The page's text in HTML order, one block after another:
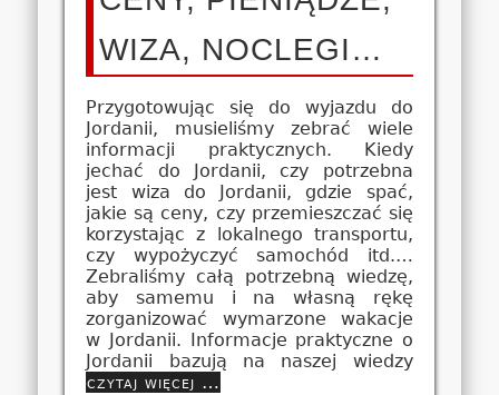
WIZA, NOCLEGI…
Przygotowując się do wyjazdu do
Jordanii, musieliśmy zebrać wiele
informacji praktycznych. Kiedy
jechać do Jordanii, czy potrzebna
jest wiza do Jordanii, gdzie spać,
jakie są ceny, czy przemieszczać się
korzystając z lokalnego transportu,
czy wypożyczyć samochód itd.…
Zebraliśmy całą potrzebną wiedzę,
aby samemu i na własną rękę
zorganizować wymarzone wakacje
w Jordanii. Informacje praktyczne o
Jordanii bazują na naszej wiedzy
czytaj więcej …